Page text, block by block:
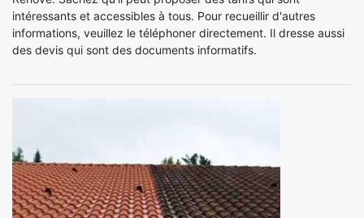
intéressants et accessibles à tous. Pour recueillir d'autres
informations, veuillez le téléphoner directement. Il dresse aussi
des devis qui sont des documents informatifs.